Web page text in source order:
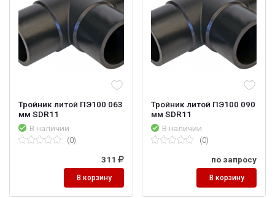
Тройник литой ПЭ100 063
мм SDR11
В наличии
(0)
311
В корзину
Тройник литой ПЭ100 090
мм SDR11
В наличии
(0)
по запросу
В корзину